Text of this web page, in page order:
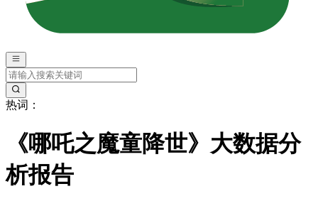
热词：
《哪吒之魔童降世》大数据分
析报告